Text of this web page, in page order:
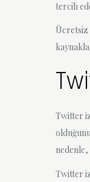
tercih
Ücretsiz
Twitter
nedenle,
Twitter